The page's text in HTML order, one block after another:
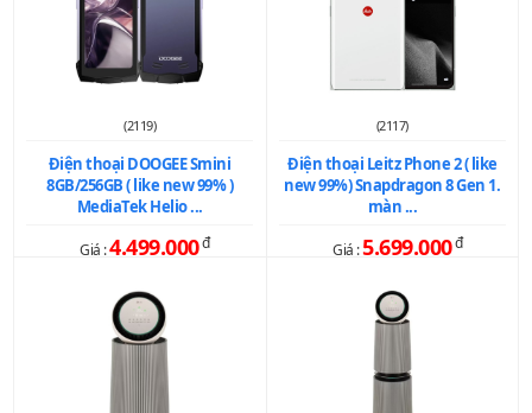
(2119)
Điện thoại DOOGEE Smini
8GB/256GB ( like new 99% )
MediaTek Helio ...
Giá :4.499.000đ
(2117)
Điện thoại Leitz Phone 2 ( like
new 99%) Snapdragon 8 Gen 1.
màn ...
Giá :5.699.000đ